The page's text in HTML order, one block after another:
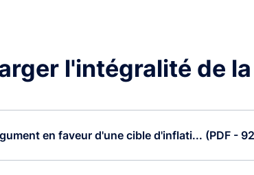
l'intégralité de
en faveur d'une cible d'inflati... (PDF -